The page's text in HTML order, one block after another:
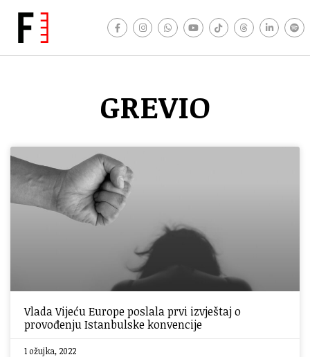
GREVIO
Vlada Vijeću Europe poslala prvi izvještaj o
provođenju Istanbulske konvencije
1 ožujka, 2022